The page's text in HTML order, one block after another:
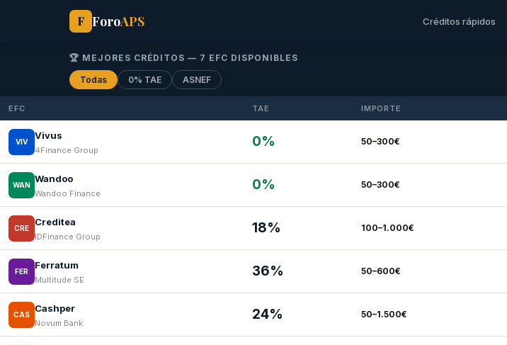
F ForoAPS Créditos rápidos
🏆 MEJORES CRÉDITOS — 7 EFC DISPONIBLES
Todas 0% TAE ASNEF
EFC TAE IMPORTE
VIV
Vivus
4Finance Group
0% 50–300€
WAN
Wandoo
Wandoo Finance
0% 50–300€
CRE
Creditea
IDFinance Group
18% 100–1.000€
FER
Ferratum
Multitude SE
36% 50–600€
CAS
Cashper
Novum Bank
24% 50–1.500€